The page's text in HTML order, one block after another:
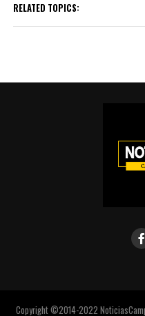
RELATED TOPICS:
Copyright ©2014-2022